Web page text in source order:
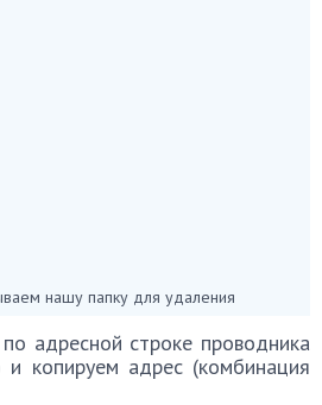
нашу папку для удаления
адресной строке проводника
и копируем адрес (комбинация